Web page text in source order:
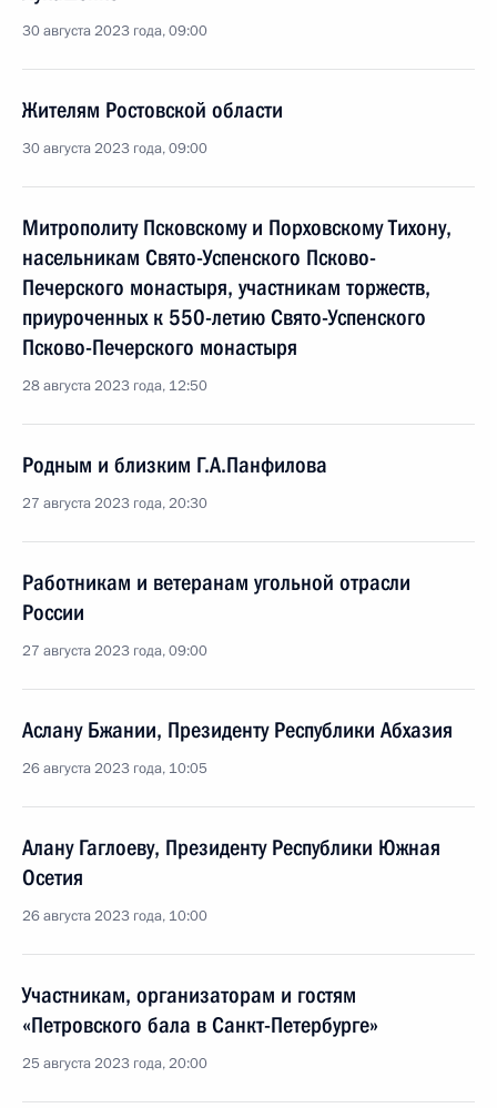
30 августа 2023 года, 09:00
Жителям Ростовской области
30 августа 2023 года, 09:00
Митрополиту Псковскому и Порховскому Тихону,
насельникам Свято-Успенского Псково-
Печерского монастыря, участникам торжеств,
приуроченных к 550-летию Свято-Успенского
Псково-Печерского монастыря
28 августа 2023 года, 12:50
Родным и близким Г.А.Панфилова
27 августа 2023 года, 20:30
Работникам и ветеранам угольной отрасли
России
27 августа 2023 года, 09:00
Аслану Бжании, Президенту Республики Абхазия
26 августа 2023 года, 10:05
Алану Гаглоеву, Президенту Республики Южная
Осетия
26 августа 2023 года, 10:00
Участникам, организаторам и гостям
«Петровского бала в Санкт-Петербурге»
25 августа 2023 года, 20:00